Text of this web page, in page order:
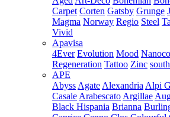
Carpet Corten Gatsby Grunge
Magma Norway Regio Steel
Vivid
Apavisa
4Ever Evolution Mood
Regeneration Tattoo Zinc south
APE
Abyss Agate Alexandria Alpi
Casale Arabescato Argillae
Black Hispania Brianna